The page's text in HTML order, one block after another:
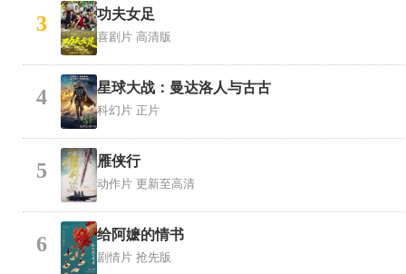
3 功夫女足
喜剧片 高清版
4 星球大战：曼达洛人与古古
科幻片 正片
5 雁侠行
动作片 更新至高清
6 给阿嬷的情书
剧情片 抢先版